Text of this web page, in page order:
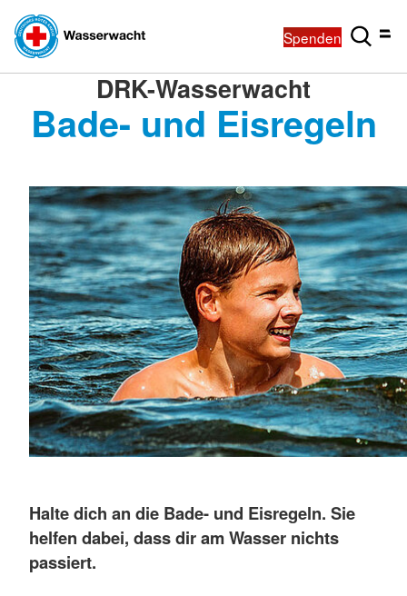
Spenden
DRK-Wasserwacht
Bade- und Eisregeln
Halte dich an die Bade- und Eisregeln. Sie
helfen dabei, dass dir am Wasser nichts
passiert.